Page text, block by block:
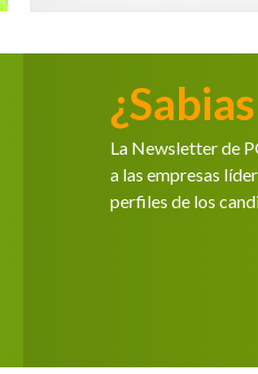
¿Sabias
La Newsletter de
a las empresas
perfiles de los